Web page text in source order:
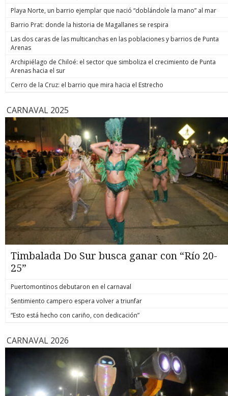
Playa Norte, un barrio ejemplar que nació “doblándole la mano” al mar
Barrio Prat: donde la historia de Magallanes se respira
Las dos caras de las multicanchas en las poblaciones y barrios de Punta
Arenas
Archipiélago de Chiloé: el sector que simboliza el crecimiento de Punta
Arenas hacia el sur
Cerro de la Cruz: el barrio que mira hacia el Estrecho
CARNAVAL 2025
Timbalada Do Sur busca ganar con “Río 20-
25”
Puertomontinos debutaron en el carnaval
Sentimiento campero espera volver a triunfar
“Esto está hecho con cariño, con dedicación”
CARNAVAL 2026